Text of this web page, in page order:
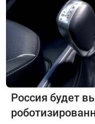
Россия будет